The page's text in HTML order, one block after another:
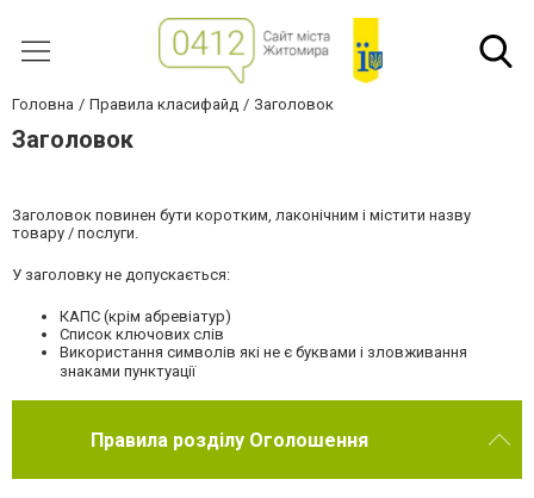
Головна Правила класифайд Заголовок
Заголовок
Заголовок повинен бути коротким, лаконічним і містити назву
товару / послуги.
У заголовку не допускається:
КАПС (крім абревіатур)
Список ключових слів
Використання символів які не є буквами і зловживання
знаками пунктуації
Правила розділу Оголошення